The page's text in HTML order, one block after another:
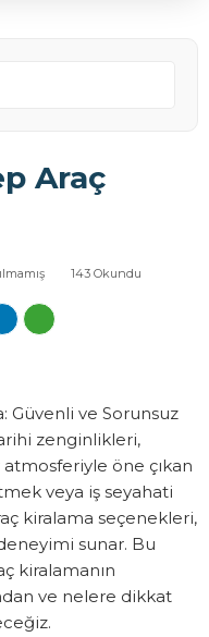
LÜKS
TİCARİ
Araç
143 Okundu
Güvenli ve Sorunsuz
zenginlikleri,
öne çıkan
veya iş seyahati
kiralama seçenekleri,
sunar. Bu
kiralamanın
ve nelere dikkat